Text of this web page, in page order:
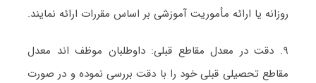
روزانه یا ارائه مأموریت آموزشی بر اساس مقررات ارائه نمایند.
۹. دقت در معدل مقاطع قبلی: داوطلبان موظف اند معدل
مقاطع تحصیلی قبلی خود را با دقت بررسی نموده و در صورت